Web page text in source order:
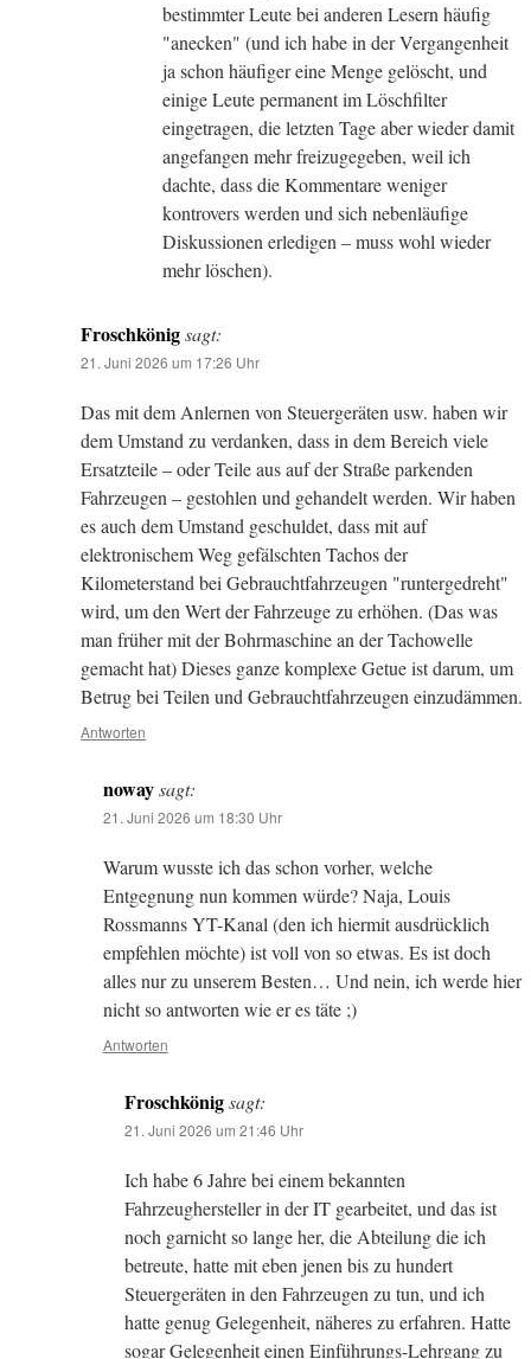
bestimmter Leute bei anderen Lesern häufig
"anecken" (und ich habe in der Vergangenheit
ja schon häufiger eine Menge gelöscht, und
einige Leute permanent im Löschfilter
eingetragen, die letzten Tage aber wieder damit
angefangen mehr freizugegeben, weil ich
dachte, dass die Kommentare weniger
kontrovers werden und sich nebenläufige
Diskussionen erledigen – muss wohl wieder
mehr löschen).
Froschkönigsagt:
21. Juni 2026 um 17:26 Uhr
Das mit dem Anlernen von Steuergeräten usw. haben wir
dem Umstand zu verdanken, dass in dem Bereich viele
Ersatzteile – oder Teile aus auf der Straße parkenden
Fahrzeugen – gestohlen und gehandelt werden. Wir haben
es auch dem Umstand geschuldet, dass mit auf
elektronischem Weg gefälschten Tachos der
Kilometerstand bei Gebrauchtfahrzeugen "runtergedreht"
wird, um den Wert der Fahrzeuge zu erhöhen. (Das was
man früher mit der Bohrmaschine an der Tachowelle
gemacht hat) Dieses ganze komplexe Getue ist darum, um
Betrug bei Teilen und Gebrauchtfahrzeugen einzudämmen.
Antworten
nowaysagt:
21. Juni 2026 um 18:30 Uhr
Warum wusste ich das schon vorher, welche
Entgegnung nun kommen würde? Naja, Louis
Rossmanns YT-Kanal (den ich hiermit ausdrücklich
empfehlen möchte) ist voll von so etwas. Es ist doch
alles nur zu unserem Besten… Und nein, ich werde hier
nicht so antworten wie er es täte ;)
Antworten
Froschkönig sagt:
21. Juni 2026 um 21:46 Uhr
Ich habe 6 Jahre bei einem bekannten
Fahrzeughersteller in der IT gearbeitet, und das ist
noch garnicht so lange her, die Abteilung die ich
betreute, hatte mit eben jenen bis zu hundert
Steuergeräten in den Fahrzeugen zu tun, und ich
hatte genug Gelegenheit, näheres zu erfahren. Hatte
sogar Gelegenheit einen Einführungs-Lehrgang zu